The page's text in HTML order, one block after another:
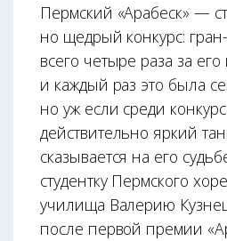
Пермский «Арабеск» —
но щедрый конкурс:
всего четыре раза за
и каждый раз это была
но уж если среди
действительно яркий
сказывается на его
студентку Пермского
училища Валерию
после первой премии